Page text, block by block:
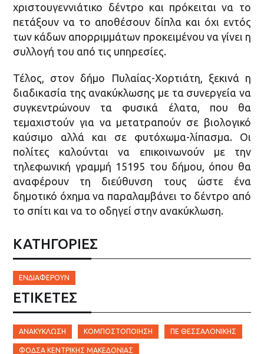
χριστουγεννιάτικο δέντρο και πρόκειται να το
πετάξουν να το αποθέσουν δίπλα και όχι εντός
των κάδων απορριμμάτων προκειμένου να γίνει η
συλλογή του από τις υπηρεσίες.
Τέλος, στον δήμο Πυλαίας-Χορτιάτη, ξεκινά η
διαδικασία της ανακύκλωσης με τα συνεργεία να
συγκεντρώνουν τα φυσικά έλατα, που θα
τεμαχιστούν για να μετατραπούν σε βιολογικό
καύσιμο αλλά και σε φυτόχωμα-λίπασμα. Οι
πολίτες καλούνται να επικοινωνούν με την
τηλεφωνική γραμμή 15195 του δήμου, όπου θα
αναφέρουν τη διεύθυνση τους ώστε ένα
δημοτικό όχημα να παραλαμβάνει το δέντρο από
το σπίτι και να το οδηγεί στην ανακύκλωση.
ΚΑΤΗΓΟΡΙΕΣ
ΕΝΔΙΑΦΈΡΟΥΝ
ΕΤΙΚΈΤΕΣ
ΑΝΑΚΎΚΛΩΣΗ ΚΟΜΠΟΣΤΟΠΟΊΗΣΗ ΠΕ ΘΕΣΣΑΛΟΝΊΚΗΣ
ΦΟΔΣΑ ΚΕΝΤΡΙΚΉΣ ΜΑΚΕΔΟΝΊΑΣ